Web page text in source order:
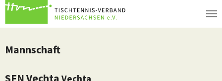
Zum Hauptinhalt springen
Mannschaft
SFN Vechta Vechta